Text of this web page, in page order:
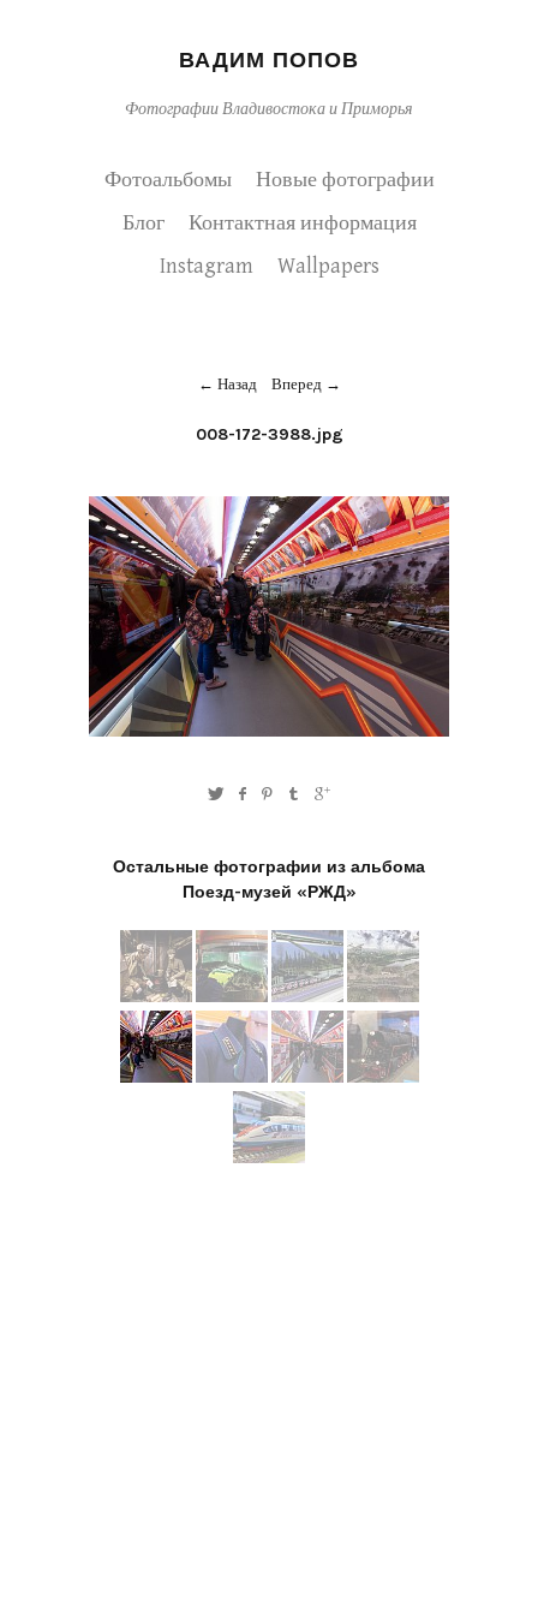
ВАДИМ ПОПОВ
Фотографии Владивостока и Приморья
Фотоальбомы
Новые фотографии
Блог
Контактная информация
Instagram
Wallpapers
Назад Вперед
008-172-3988.jpg
Остальные фотографии из альбома
Поезд-музей «РЖД»